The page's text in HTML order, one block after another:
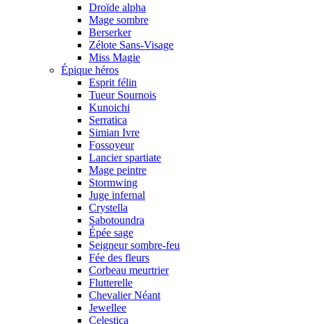
Droïde alpha
Mage sombre
Berserker
Zélote Sans-Visage
Miss Magie
Épique héros
Esprit félin
Tueur Sournois
Kunoichi
Serratica
Simian Ivre
Fossoyeur
Lancier spartiate
Mage peintre
Stormwing
Juge infernal
Crystella
Sabotoundra
Épée sage
Seigneur sombre-feu
Fée des fleurs
Corbeau meurtrier
Flutterelle
Chevalier Néant
Jewellee
Celestica